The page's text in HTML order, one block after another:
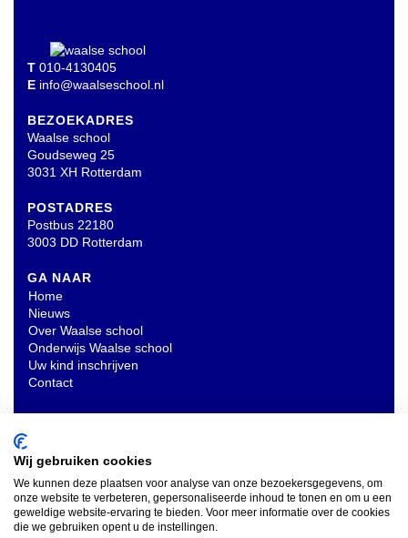
T 010-4130405
E info@waalseschool.nl
BEZOEKADRES
Waalse school
Goudseweg 25
3031 XH Rotterdam
POSTADRES
Postbus 22180
3003 DD Rotterdam
GA NAAR
Home
Nieuws
Over Waalse school
Onderwijs Waalse school
Uw kind inschrijven
Contact
INSCHRIJVEN NIEUWSBRIEF
Wij gebruiken cookies
We kunnen deze plaatsen voor analyse van onze bezoekersgegevens, om
onze website te verbeteren, gepersonaliseerde inhoud te tonen en om u een
geweldige website-ervaring te bieden. Voor meer informatie over de cookies
die we gebruiken opent u de instellingen.